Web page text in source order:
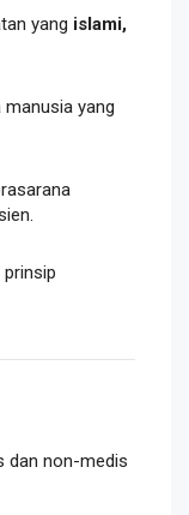
yang islami,
yang
dan non-medis